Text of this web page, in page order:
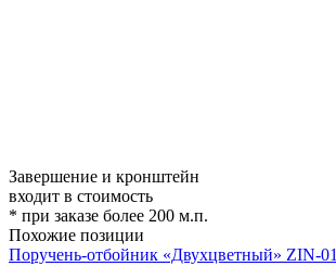
Завершение и кронштейн
входит в стоимость
* при заказе более 200 м.п.
Похожие позиции
Поручень-отбойник «Двухцветный» ZIN-01